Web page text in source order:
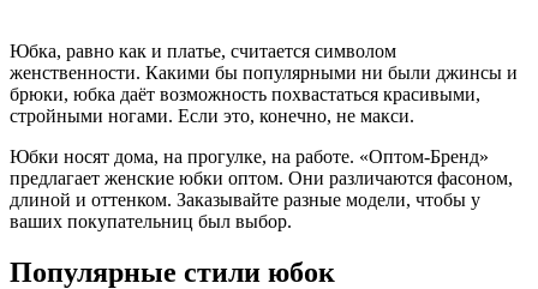
Юбка, равно как и платье, считается символом
женственности. Какими бы популярными ни были джинсы и
брюки, юбка даёт возможность похвастаться красивыми,
стройными ногами. Если это, конечно, не макси.
Юбки носят дома, на прогулке, на работе. «Оптом-Бренд»
предлагает женские юбки оптом. Они различаются фасоном,
длиной и оттенком. Заказывайте разные модели, чтобы у
ваших покупательниц был выбор.
Популярные стили юбок